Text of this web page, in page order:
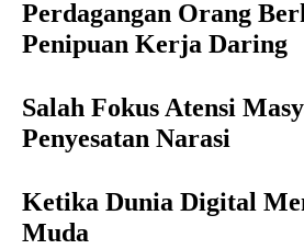
Perdagangan Orang
Penipuan Kerja Daring
Salah Fokus Atensi
Penyesatan Narasi
Ketika Dunia Digital
Muda